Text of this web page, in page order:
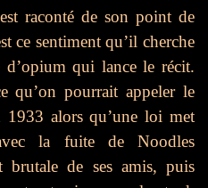
raconté de son point de
ce sentiment qu’il cherche
qui lance le récit.
qu’on pourrait appeler le
alors qu’une loi met
la fuite de Noodles
brutale de ses amis, puis